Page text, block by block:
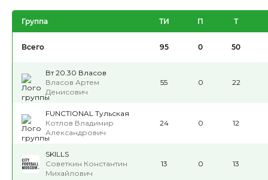
Группа ТИ П Т
Всего 95 0 50
Вт 20.30 Власов
Власов Артем
Денисович
55 0 22
FUNCTIONAL Тульская
Котлов Владимир
Александрович
24 0 12
SKILLS
Советкин Константин
Михайлович
13 0 13